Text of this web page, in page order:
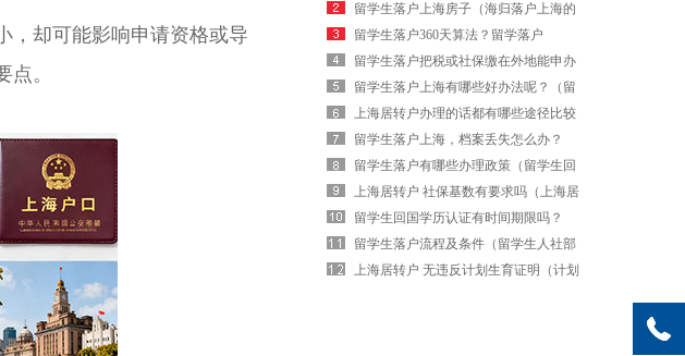
却可能影响申请资格或导
。
最多的专业）
留学生落户上海房子（海归落户上海的
条件）
留学生落户360天算法？留学落户
2026（北京留学生落户要求）
留学生落户把税或社保缴在外地能申办
么？（外地大学生在上海落户政策）
留学生落户上海有哪些好办法呢？（留
学生在上海落户口需要哪些条件）
上海居转户办理的话都有哪些途径比较
合适？（上海居转户流程及其每步的时
间）
留学生落户上海，档案丢失怎么办？
（上海留学生落户调档函）
留学生落户有哪些办理政策（留学生回
国工作有什么优惠政策吗）
上海居转户 社保基数有要求吗（上海居
转户流程及其每步的时间）
留学生回国学历认证有时间期限吗？
（留学生教育部学历认证）
留学生落户流程及条件（留学生人社部
落户流程）
上海居转户 无违反计划生育证明（计划